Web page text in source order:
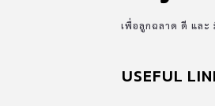
เพื่อลูกฉลาด ดี และ
USEFUL